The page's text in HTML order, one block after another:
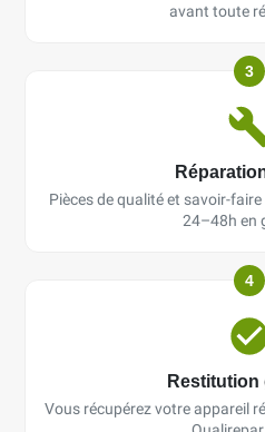
avant toute
3
Pièces de qualité et savoir-
24–48h en
4
Restitution
Vous récupérez votre appareil